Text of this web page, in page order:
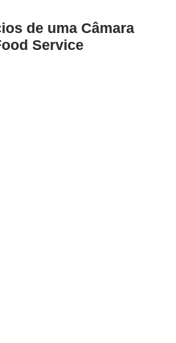
de uma Câmara
Service